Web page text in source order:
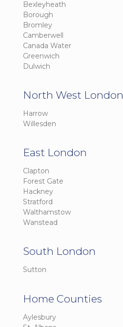
Bexleyheath
Borough
Bromley
Camberwell
Canada Water
Greenwich
Dulwich
North West London
Harrow
Willesden
East London
Clapton
Forest Gate
Hackney
Stratford
Walthamstow
Wanstead
South London
Sutton
Home Counties
Aylesbury